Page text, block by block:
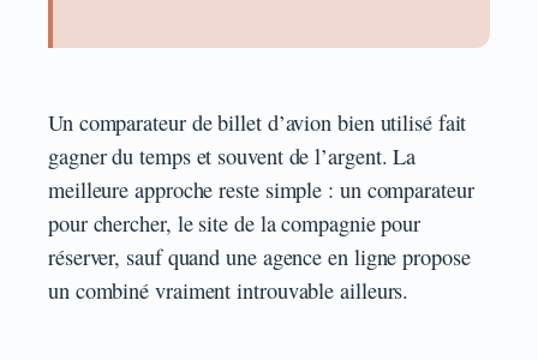
Un comparateur de billet d’avion bien utilisé fait
gagner du temps et souvent de l’argent. La
meilleure approche reste simple : un comparateur
pour chercher, le site de la compagnie pour
réserver, sauf quand une agence en ligne propose
un combiné vraiment introuvable ailleurs.